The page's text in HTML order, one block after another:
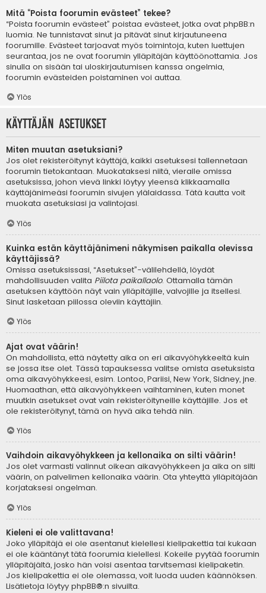
Mitä “Poista foorumin evästeet” tekee?
“Poista foorumin evästeet” poistaa evästeet, jotka ovat phpBB:n
luomia. Ne tunnistavat sinut ja pitävät sinut kirjautuneena
foorumille. Evästeet tarjoavat myös toimintoja, kuten luettujen
seurantaa, jos ne ovat foorumin ylläpitäjän käyttöönottamia. Jos
sinulla on sisään tai uloskirjautumisen kanssa ongelmia,
foorumin evästeiden poistaminen voi auttaa.
Ylös
Käyttäjän asetukset
Miten muutan asetuksiani?
Jos olet rekisteröitynyt käyttäjä, kaikki asetuksesi tallennetaan
foorumin tietokantaan. Muokataksesi niitä, vieraile omissa
asetuksissa, johon vievä linkki löytyy yleensä klikkaamalla
käyttäjänimeäsi foorumin sivujen ylälaidassa. Tätä kautta voit
muokata asetuksiasi ja valintojasi.
Ylös
Kuinka estän käyttäjänimeni näkymisen paikalla olevissa
käyttäjissä?
Omissa asetuksissasi, “Asetukset”-välilehdellä, löydät
mahdollisuuden valita Piilota paikallaolo. Ottamalla tämän
asetuksen käyttöön näyt vain ylläpitäjille, valvojille ja itsellesi.
Sinut lasketaan piilossa oleviin käyttäjiin.
Ylös
Ajat ovat väärin!
On mahdollista, että näytetty aika on eri aikavyöhykkeeltä kuin
se jossa itse olet. Tässä tapauksessa valitse omista asetuksista
oma aikavyöhykkeesi, esim. Lontoo, Pariisi, New York, Sidney, jne.
Huomaathan, että aikavyöhykkeen vaihtaminen, kuten monet
muutkin asetukset ovat vain rekisteröityneille käyttäjille. Jos et
ole rekisteröitynyt, tämä on hyvä aika tehdä niin.
Ylös
Vaihdoin aikavyöhykkeen ja kellonaika on silti väärin!
Jos olet varmasti valinnut oikean aikavyöhykkeen ja aika on silti
väärin, on palvelimen kellonaika väärin. Ota yhteyttä ylläpitäjään
korjataksesi ongelman.
Ylös
Kieleni ei ole valittavana!
Joko ylläpitäjä ei ole asentanut kielellesi kielipakettia tai kukaan
ei ole kääntänyt tätä foorumia kielellesi. Kokeile pyytää foorumin
ylläpitäjältä, josko hän voisi asentaa tarvitsemasi kielipaketin.
Jos kielipakettia ei ole olemassa, voit luoda uuden käännöksen.
Lisätietoja löytyy phpBB®:n sivuilta.